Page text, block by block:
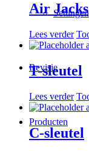
Settingen
Revisie
Producten
Air Jacks
Lees verder
T-sleutel
Lees verder
C-sleutel